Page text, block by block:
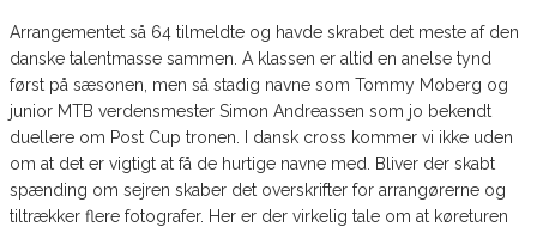
Arrangementet så 64 tilmeldte og havde skrabet det meste af den
danske talentmasse sammen. A klassen er altid en anelse tynd
først på sæsonen, men så stadig navne som Tommy Moberg og
junior MTB verdensmester Simon Andreassen som jo bekendt
duellere om Post Cup tronen. I dansk cross kommer vi ikke uden
om at det er vigtigt at få de hurtige navne med. Bliver der skabt
spænding om sejren skaber det overskrifter for arrangørerne og
tiltrækker flere fotografer. Her er der virkelig tale om at køreturen